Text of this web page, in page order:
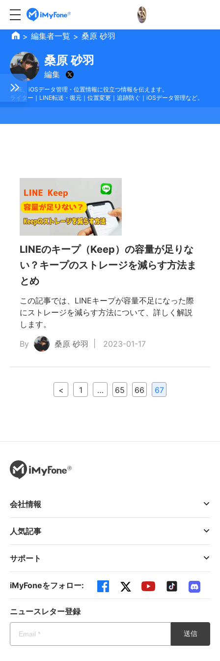
> 編集者一覧 > 桑原 砂羽
桑原 砂羽
編集
LINE、iOSデータ管理・位置情報に役立つ情報を伝えます。
ライター｜LINE転送・復元｜位置変更｜追跡防ぐ｜iOSデータ管理など。
LINEのキープ（Keep）の容量が足りな
い？キープのストレージを減らす方法ま
とめ
この記事では、LINEキープが容量不足になった際
にストレージを減らす方法について、詳しく解説
します。
By
桑原 砂羽 2023-01-17
< 1 … 65 66 67
会社情報
人気記事
サポート
iMyFoneをフォロー:
ニュースレター登録
送信